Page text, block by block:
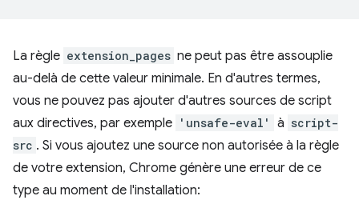
La règle extension_pages ne peut pas être assouplie
au-delà de cette valeur minimale. En d'autres termes,
vous ne pouvez pas ajouter d'autres sources de script
aux directives, par exemple 'unsafe-eval' à script-
src . Si vous ajoutez une source non autorisée à la règle
de votre extension, Chrome génère une erreur de ce
type au moment de l'installation: